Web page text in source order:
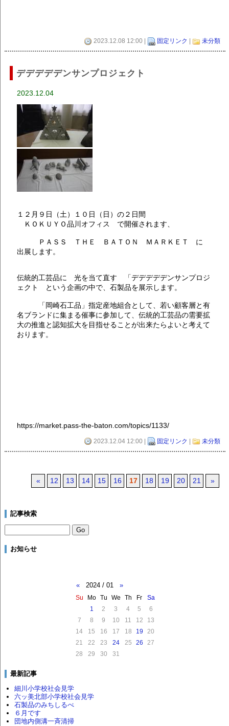
2023.12.08 12:00 | 固定リンク 未分類
デデデデデンサンプロジェクト
2023.12.04
１２月９日（土）１０日（日）の２日間
ＫＯＫＵＹＯ品川オフィス で開催されます、
ＰＡＳＳ ＴＨＥ ＢＡＴＯＮ ＭＡＲＫＥＴ に
出展します。
伝統的工芸品に 光を当て直す 「デデデデデンサンプロジ
ェクト という企画の中で、石製品を展示します。
「岡崎石工品」指定産地組合として、若い顧客層と有
名ブランドに集まる催事に参加して、伝統的工芸品の需要拡
大の推進と認知拡大を目指せることが出来たらよいと考えて
おります。
https://market.pass-the-baton.com/topics/1133/
2023.12.04 12:00 | 固定リンク | 未分類
« 12 13 14 15 16 17 18 19 20 21 »
記事検索
お知らせ
« 2024 / 01 »
Su Mo Tu We Th Fr
Sa
1
2 3 4 5
6
7
8 9 10 11 12
13
14
15 16 17 18 19
20
21
22 23 24 25 26
27
28
29 30 31
最新記事
細川小学校社会見学
六ッ美北部小学校社会見学
石製品のみちしるべ
６月です
団地内側溝一斉清掃